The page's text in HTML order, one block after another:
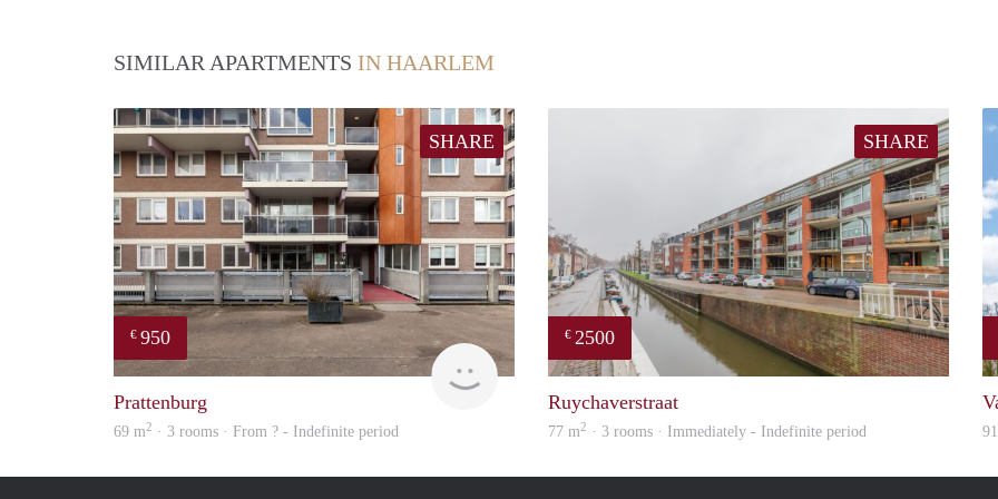
SIMILAR APARTMENTS IN HAARLEM
SHARE
€ 950
Woning
Prattenburg
69 m2 · 3 rooms · From ? - Indefinite period
SHARE
€ 2500
property
Ruychaverstraat
77 m2 · 3 rooms · Immediately - Indefinite period